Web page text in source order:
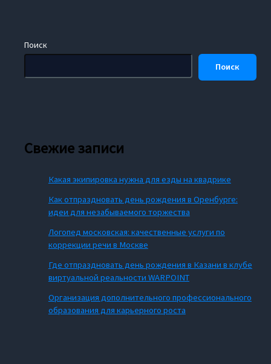
Поиск
Поиск
Свежие записи
Какая экипировка нужна для езды на квадрике
Как отпраздновать день рождения в Оренбурге:
идеи для незабываемого торжества
Логопед московская: качественные услуги по
коррекции речи в Москве
Где отпраздновать день рождения в Казани в клубе
виртуальной реальности WARPOINT
Организация дополнительного профессионального
образования для карьерного роста